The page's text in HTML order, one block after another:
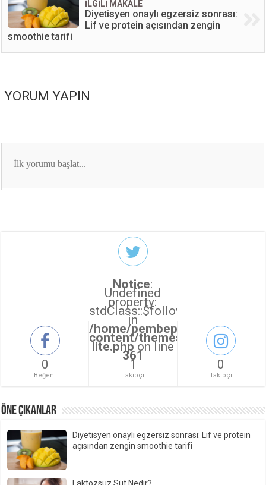
İLGİLİ MAKALE
Diyetisyen onaylı egzersiz sonrası:
Lif ve protein açısından zengin
smoothie tarifi
YORUM YAPIN
0
Beğeni
Notice:
Undefined
property:
stdClass::$followers_count
in
/home/pembepanter/
content/themes/sahifa/
lite.phpon line
361
1
Takipçi
0
Takipçi
ÖNE ÇIKANLAR
Diyetisyen onaylı egzersiz sonrası: Lif ve protein
açısından zengin smoothie tarifi